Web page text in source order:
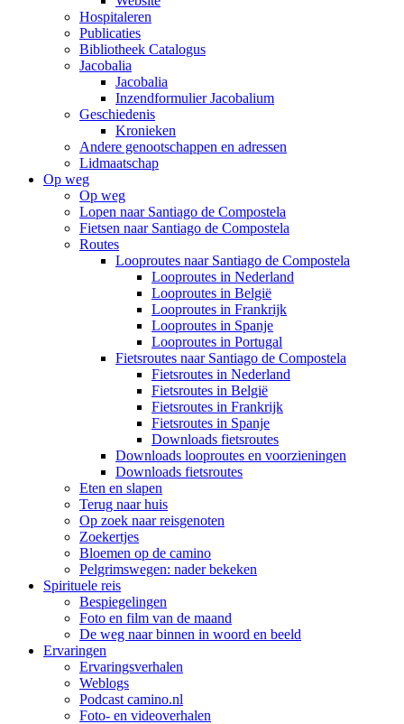
Hospitaleren
Publicaties
Bibliotheek Catalogus
Jacobalia
Jacobalia
Inzendformulier Jacobalium
Geschiedenis
Kronieken
Andere genootschappen en adressen
Lidmaatschap
Op weg
Op weg
Lopen naar Santiago de Compostela
Fietsen naar Santiago de Compostela
Routes
Looproutes naar Santiago de Compostela
Looproutes in Nederland
Looproutes in België
Looproutes in Frankrijk
Looproutes in Spanje
Looproutes in Portugal
Fietsroutes naar Santiago de Compostela
Fietsroutes in Nederland
Fietsroutes in België
Fietsroutes in Frankrijk
Fietsroutes in Spanje
Downloads fietsroutes
Downloads looproutes en voorzieningen
Downloads fietsroutes
Eten en slapen
Terug naar huis
Op zoek naar reisgenoten
Zoekertjes
Bloemen op de camino
Pelgrimswegen: nader bekeken
Spirituele reis
Bespiegelingen
Foto en film van de maand
De weg naar binnen in woord en beeld
Ervaringen
Ervaringsverhalen
Weblogs
Podcast camino.nl
Foto- en videoverhalen